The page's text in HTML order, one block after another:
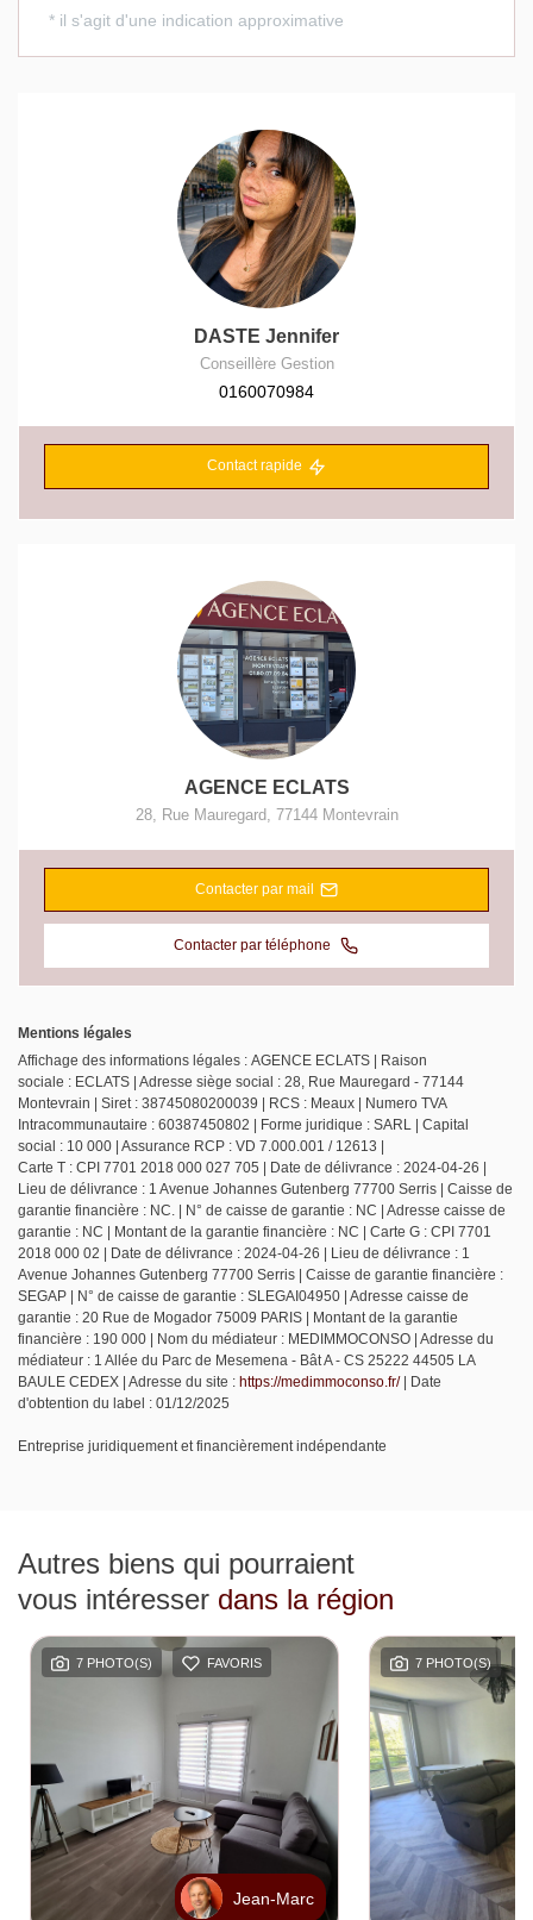
DASTE Jennifer
Conseillère Gestion
0160070984
Contact rapide
AGENCE ECLATS
28, Rue Mauregard, 77144 Montevrain
Contacter par mail
Contacter par téléphone
Mentions légales
Affichage des informations légales : AGENCE ECLATS | Raison
sociale : ECLATS | Adresse siège social : 28, Rue Mauregard - 77144
Montevrain | Siret : 38745080200039 | RCS : Meaux | Numero TVA
Intracommunautaire : 60387450802 | Forme juridique : SARL | Capital
social : 10 000 | Assurance RCP : VD 7.000.001 / 12613 |
Carte T : CPI 7701 2018 000 027 705 | Date de délivrance : 2024-04-26 |
Lieu de délivrance : 1 Avenue Johannes Gutenberg 77700 Serris | Caisse de
garantie financière : NC. | N° de caisse de garantie : NC | Adresse caisse de
garantie : NC | Montant de la garantie financière : NC | Carte G : CPI 7701
2018 000 02 | Date de délivrance : 2024-04-26 | Lieu de délivrance : 1
Avenue Johannes Gutenberg 77700 Serris | Caisse de garantie financière :
SEGAP | N° de caisse de garantie : SLEGAI04950 | Adresse caisse de
garantie : 20 Rue de Mogador 75009 PARIS | Montant de la garantie
financière : 190 000 | Nom du médiateur : MEDIMMOCONSO | Adresse du
médiateur : 1 Allée du Parc de Mesemena - Bât A - CS 25222 44505 LA
BAULE CEDEX | Adresse du site : https://medimmoconso.fr/| Date
d'obtention du label : 01/12/2025
Entreprise juridiquement et financièrement indépendante
Autres biens qui pourraient
vous intéresser dans la région
7 PHOTO(S) FAVORIS
Jean-Marc
7 PHOTO(S)